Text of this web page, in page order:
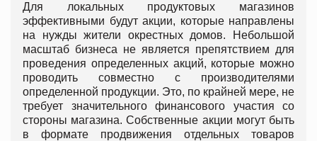
Для локальных продуктовых магазинов
эффективными будут акции, которые направлены
на нужды жители окрестных домов. Небольшой
масштаб бизнеса не является препятствием для
проведения определенных акций, которые можно
проводить совместно с производителями
определенной продукции. Это, по крайней мере, не
требует значительного финансового участия со
стороны магазина. Собственные акции могут быть
в формате продвижения отдельных товаров